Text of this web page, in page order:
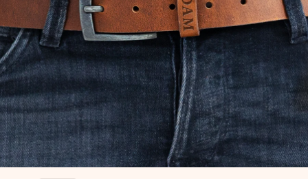
Carte de vœux gratuite
Créez quelque chose d’unique en quelques étapes – avec
son prénom, votre photo ou un message qui touche le cœur.
Sans complications, juste tout l’amour pour le moment idéal.